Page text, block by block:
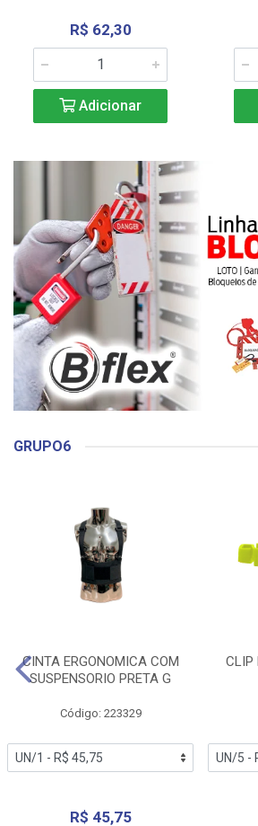
R$ 62,30
Adicionar
GRUPO6
CINTA ERGONOMICA COM
SUSPENSORIO PRETA G
Código: 223329
R$ 45,75
CLIP